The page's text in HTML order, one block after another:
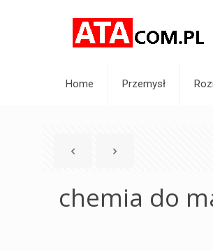
Home Przemysł
chemia do